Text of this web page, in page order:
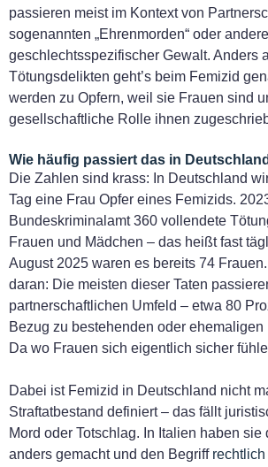
passieren meist im Kontext von
sogenannten „Ehrenmorden“ oder
geschlechtsspezifischer Gewalt. Anders
Tötungsdelikten geht’s beim Femizid
werden zu Opfern, weil sie Frauen sind
gesellschaftliche Rolle ihnen
Wie häufig passiert das in
Die Zahlen sind krass: In Deutschland
Tag eine Frau Opfer eines Femizids.
Bundeskriminalamt 360 vollendete
Frauen und Mädchen – das heißt fast
August 2025 waren es bereits 74
daran: Die meisten dieser Taten
partnerschaftlichen Umfeld – etwa 80
Bezug zu bestehenden oder ehemaligen
Da wo Frauen sich eigentlich sicher
Dabei ist Femizid in Deutschland nicht
Straftatbestand definiert – das fällt
Mord oder Totschlag. In Italien haben
anders gemacht und den Begriff